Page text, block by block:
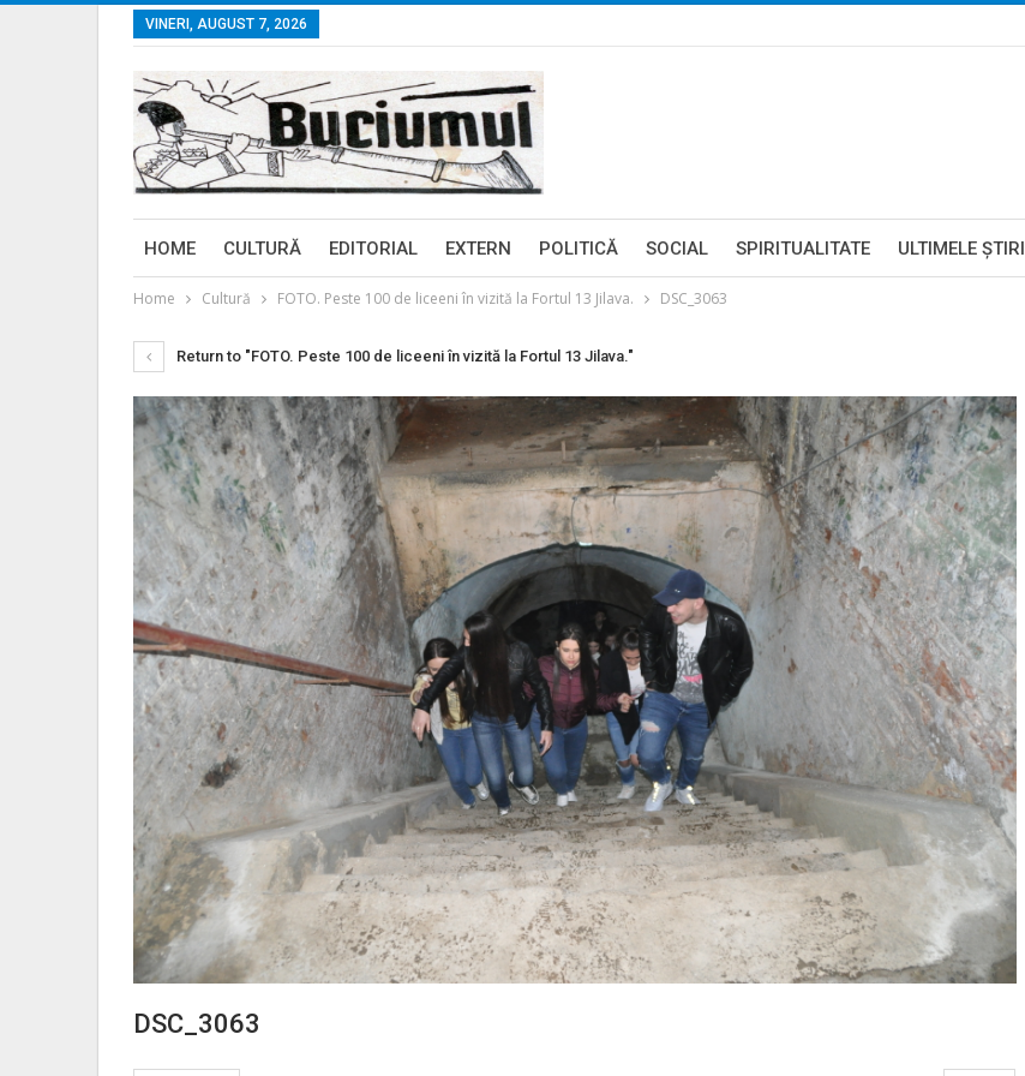
VINERI, AUGUST 7, 2026
HOME CULTURĂ EDITORIAL EXTERN POLITICĂ SOCIAL SPIRITUALITATE ULTIMELE ŞTIRI
Home Cultură FOTO. Peste 100 de liceeni în vizită la Fortul 13 Jilava. DSC_3063
Return to "FOTO. Peste 100 de liceeni în vizită la Fortul 13 Jilava."
DSC_3063